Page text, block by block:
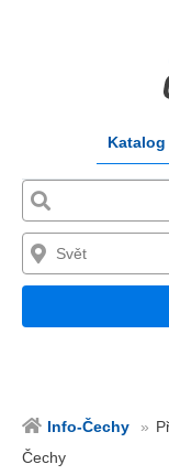
Katalog
Info-Čechy
Čechy